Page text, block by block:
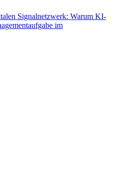
Signalnetzwerk: Warum KI-
im